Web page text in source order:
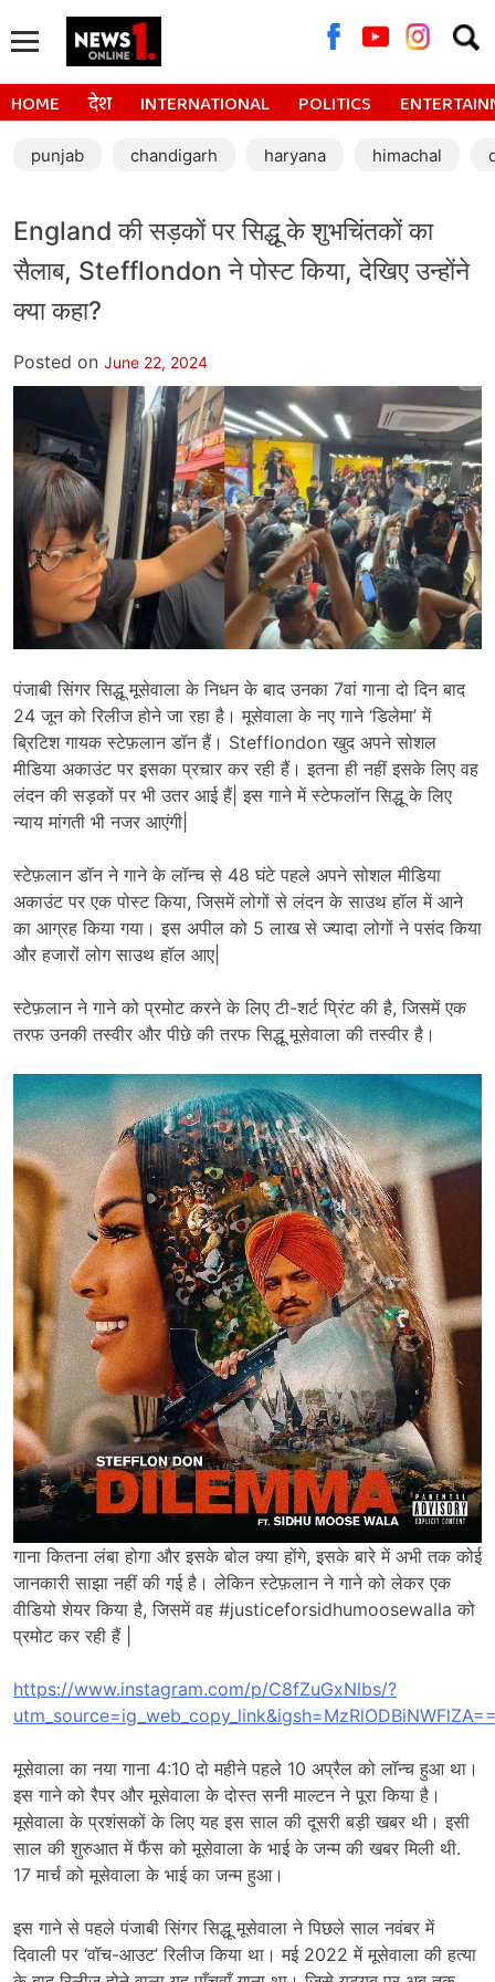
for:
HOME देश INTERNATIONAL POLITICS
punjab chandigarh haryana himachal
England की सड़कों पर सिद्धू के शुभचिंतकों का
सैलाब, Stefflondon ने पोस्ट किया, देखिए उन्होंने
क्या कहा?
Posted on June 22, 2024
पंजाबी सिंगर सिद्धू मूसेवाला के निधन के बाद उनका 7वां गाना दो दिन बाद
24 जून को रिलीज होने जा रहा है। मूसेवाला के नए गाने ‘डिलेमा’ में
ब्रिटिश गायक स्टेफ़लान डॉन हैं। Stefflondon खुद अपने सोशल
मीडिया अकाउंट पर इसका प्रचार कर रही हैं। इतना ही नहीं इसके लिए वह
लंदन की सड़कों पर भी उतर आई हैं| इस गाने में स्टेफलॉन सिद्धू के लिए
न्याय मांगती भी नजर आएंगी|
स्टेफ़लान डॉन ने गाने के लॉन्च से 48 घंटे पहले अपने सोशल मीडिया
अकाउंट पर एक पोस्ट किया, जिसमें लोगों से लंदन के साउथ हॉल में आने
का आग्रह किया गया। इस अपील को 5 लाख से ज्यादा लोगों ने पसंद किया
और हजारों लोग साउथ हॉल आए|
स्टेफ़लान ने गाने को प्रमोट करने के लिए टी-शर्ट प्रिंट की है, जिसमें एक
तरफ उनकी तस्वीर और पीछे की तरफ सिद्धू मूसेवाला की तस्वीर है।
गाना कितना लंबा होगा और इसके बोल क्या होंगे, इसके बारे में अभी तक कोई
जानकारी साझा नहीं की गई है। लेकिन स्टेफ़लान ने गाने को लेकर एक
वीडियो शेयर किया है, जिसमें वह #justiceforsidhumoosewalla को
प्रमोट कर रही हैं |
https://www.instagram.com/p/C8fZuGxNlbs/?
मूसेवाला का नया गाना 4:10 दो महीने पहले 10 अप्रैल को लॉन्च हुआ था।
इस गाने को रैपर और मूसेवाला के दोस्त सनी माल्टन ने पूरा किया है।
मूसेवाला के प्रशंसकों के लिए यह इस साल की दूसरी बड़ी खबर थी। इसी
साल की शुरुआत में फैंस को मूसेवाला के भाई के जन्म की खबर मिली थी.
17 मार्च को मूसेवाला के भाई का जन्म हुआ।
इस गाने से पहले पंजाबी सिंगर सिद्धू मूसेवाला ने पिछले साल नवंबर में
दिवाली पर ‘वॉच-आउट’ रिलीज किया था। मई 2022 में मूसेवाला की हत्या